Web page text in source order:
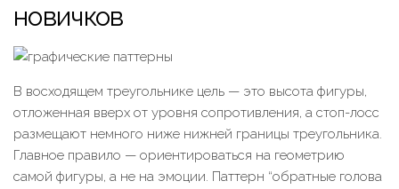
новичков
В восходящем треугольнике цель — это высота фигуры,
отложенная вверх от уровня сопротивления, а стоп-лосс
размещают немного ниже нижней границы треугольника.
Главное правило — ориентироваться на геометрию
самой фигуры, а не на эмоции. Паттерн “обратные голова